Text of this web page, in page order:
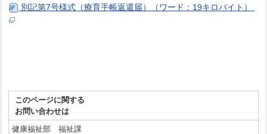
別記第7号様式（療育手帳返還届）（ワード：19キロバイト）
このページに関する
お問い合わせは
健康福祉部 福祉課